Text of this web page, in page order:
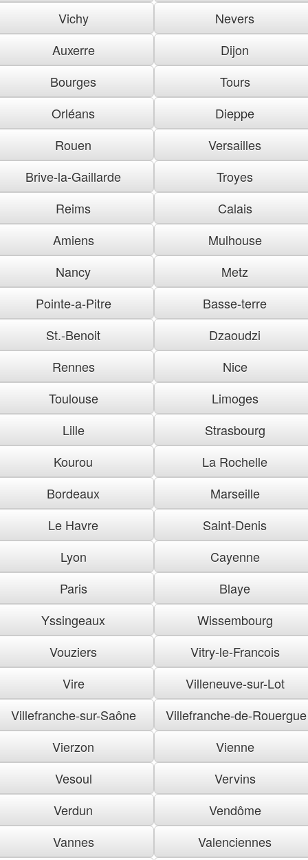
Vichy
Nevers
Auxerre
Dijon
Bourges
Tours
Orléans
Dieppe
Rouen
Versailles
Brive-la-Gaillarde
Troyes
Reims
Calais
Amiens
Mulhouse
Nancy
Metz
Pointe-a-Pitre
Basse-terre
St.-Benoit
Dzaoudzi
Rennes
Nice
Toulouse
Limoges
Lille
Strasbourg
Kourou
La Rochelle
Bordeaux
Marseille
Le Havre
Saint-Denis
Lyon
Cayenne
Paris
Blaye
Yssingeaux
Wissembourg
Vouziers
Vitry-le-Francois
Vire
Villeneuve-sur-Lot
Villefranche-sur-Saône
Villefranche-de-Rouergue
Vierzon
Vienne
Vesoul
Vervins
Verdun
Vendôme
Vannes
Valenciennes